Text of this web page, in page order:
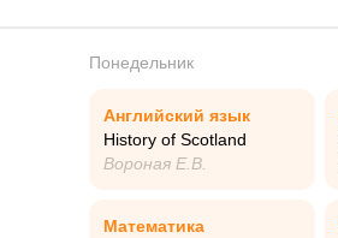
Понедельник
Английский язык
History of Scotland
Вороная Е.В.
Математика